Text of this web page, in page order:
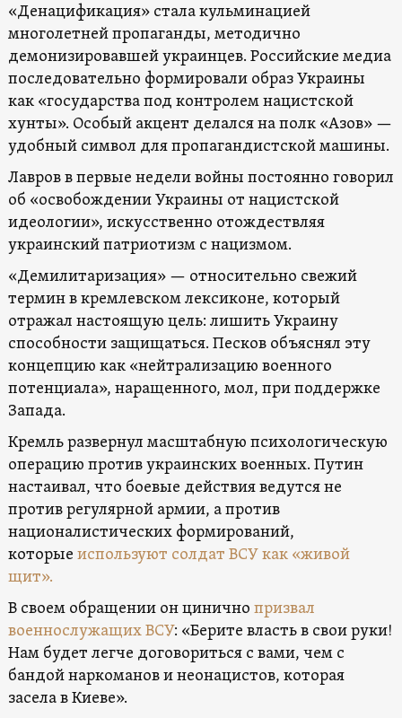
«Денацификация» стала кульминацией
многолетней пропаганды, методично
демонизировавшей украинцев. Российские медиа
последовательно формировали образ Украины
как «государства под контролем нацистской
хунты». Особый акцент делался на полк «Азов» —
удобный символ для пропагандистской машины.
Лавров в первые недели войны постоянно говорил
об «освобождении Украины от нацистской
идеологии», искусственно отождествляя
украинский патриотизм с нацизмом.
«Демилитаризация» — относительно свежий
термин в кремлевском лексиконе, который
отражал настоящую цель: лишить Украину
способности защищаться. Песков объяснял эту
концепцию как «нейтрализацию военного
потенциала», наращенного, мол, при поддержке
Запада.
Кремль развернул масштабную психологическую
операцию против украинских военных. Путин
настаивал, что боевые действия ведутся не
против регулярной армии, а против
националистических формирований,
которые используют солдат ВСУ как «живой
щит».
В своем обращении он цинично призвал
военнослужащих ВСУ: «Берите власть в свои руки!
Нам будет легче договориться с вами, чем с
бандой наркоманов и неонацистов, которая
засела в Киеве».